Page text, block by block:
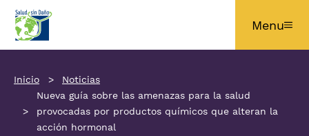
Pasar al contenido principal
Menu
Inicio
Noticias
Nueva guía sobre las amenazas para la salud
provocadas por productos químicos que alteran la
acción hormonal